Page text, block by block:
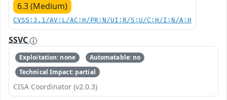
6.3 (Medium)
CVSS:3.1/AV:L/AC:H/PR:N/UI:R/S:U/C:H/I:N/A:H
SSVC
Exploitation: none
Automatable: no
Technical Impact: partial
CISA Coordinator (v2.0.3)